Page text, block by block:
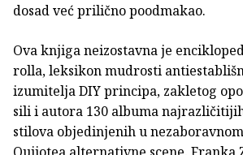
dosad već prilično poodmakao.
Ova knjiga neizostavna je
rolla, leksikon mudrosti
izumitelja DIY principa, zakletog
sili i autora 130 albuma
stilova objedinjenih u